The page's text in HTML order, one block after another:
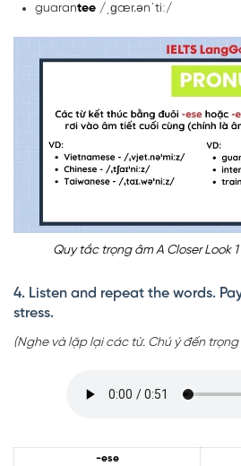
guarantee /ˌɡær.ənˈtiː/
Quy tắc trọng âm A Closer Look
4. Listen and repeat the words.
stress.
(Nghe và lặp lại các từ. Chú ý đến
-ese